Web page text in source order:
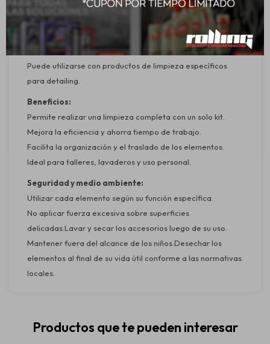
Recomendado para la limpieza y el mantenimiento de
autos, camionetas y otros vehículos.
Apto para llantas, rejillas de ventilación, carrocería,
interiores, tableros y detalles.
Puede utilizarse con productos de limpieza específicos
para detailing.
Beneficios:
Permite realizar una limpieza completa con un solo kit.
Mejora la eficiencia y ahorra tiempo de trabajo.
Facilita la organización y el traslado de los elementos.
Ideal para talleres, lavaderos y uso personal.
Seguridad y medio ambiente:
Utilizar cada elemento según su función específica.
No aplicar fuerza excesiva sobre superficies
delicadas.Lavar y secar los accesorios luego de su uso.
Mantener fuera del alcance de los niños.Desechar los
elementos al final de su vida útil conforme a las normativas
locales.
Productos que te pueden interesar